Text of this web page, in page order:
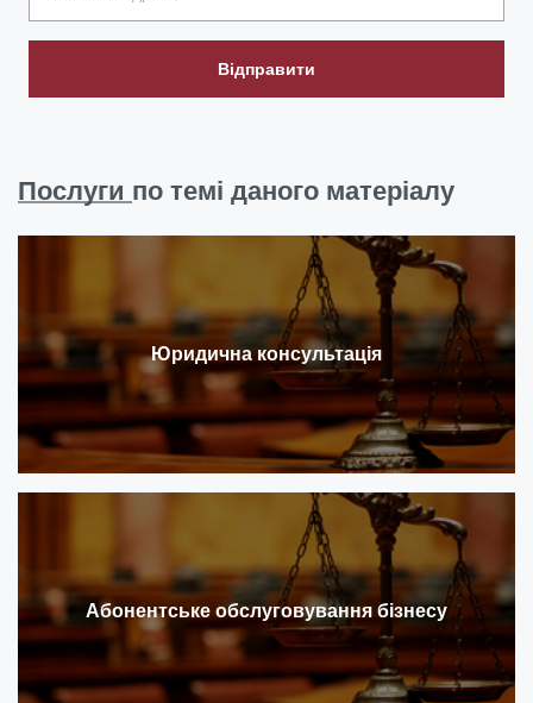
Відправити
Послуги по темі даного матеріалу
Юридична консультація
Абонентське обслуговування бізнесу